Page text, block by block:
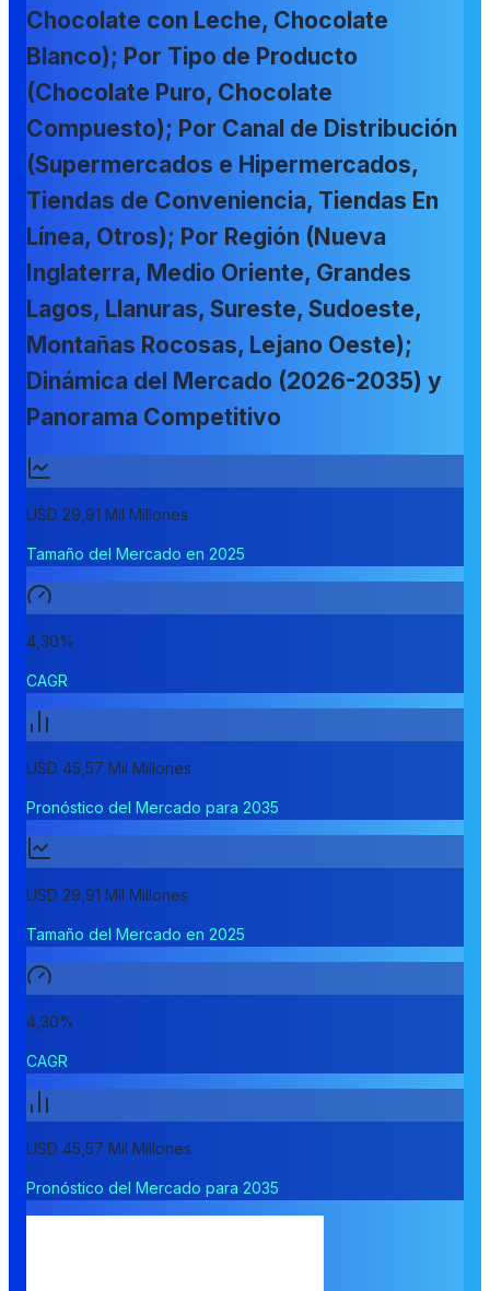
Chocolate con Leche, Chocolate
Blanco); Por Tipo de Producto
(Chocolate Puro, Chocolate
Compuesto); Por Canal de Distribución
(Supermercados e Hipermercados,
Tiendas de Conveniencia, Tiendas En
Línea, Otros); Por Región (Nueva
Inglaterra, Medio Oriente, Grandes
Lagos, Llanuras, Sureste, Sudoeste,
Montañas Rocosas, Lejano Oeste);
Dinámica del Mercado (2026-2035) y
Panorama Competitivo
USD 29,91 Mil Millones
Tamaño del Mercado en 2025
4,30%
CAGR
USD 45,57 Mil Millones
Pronóstico del Mercado para 2035
USD 29,91 Mil Millones
Tamaño del Mercado en 2025
4,30%
CAGR
USD 45,57 Mil Millones
Pronóstico del Mercado para 2035